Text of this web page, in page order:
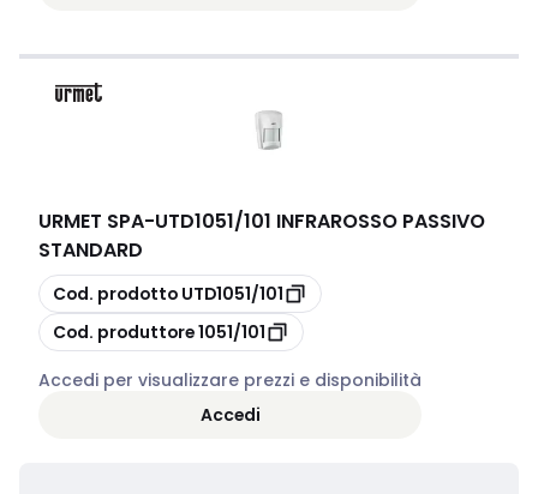
URMET SPA-UTD1051/101 INFRAROSSO PASSIVO
STANDARD
copia
Cod. prodotto UTD1051/101
copia
Cod. produttore1051/101
Accedi per visualizzare prezzi e disponibilità
Accedi